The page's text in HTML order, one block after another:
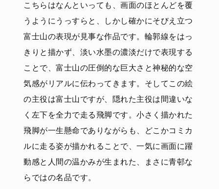
こちらはなんといっても、画面のほとんどを覆
うようにうっすらと、しかし確かにそびえ立つ
富士山の表現が見事な作品です。輪郭線をはっ
きりと描かず、淡い水墨の濃淡だけで表現する
ことで、富士山の圧倒的な巨大さと神秘的な空
気感がリアルに伝わってきます。そしてこの絵
の主役は富士山ですが、隠れた主役は間違いな
く左下を全力で走る飛脚です。小さく描かれた
飛脚が一生懸命でありながらも、どこかコミカ
ルに走る姿が描かれることで、一気に画面に躍
動感と人間の温かみが生まれた、まさに青邨な
らではの名品です。